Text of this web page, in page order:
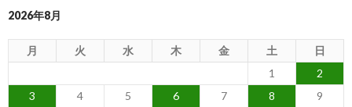
2026年8月
月 火 水 木 金 土
日
1
2
3
4 5 6 7 8 9